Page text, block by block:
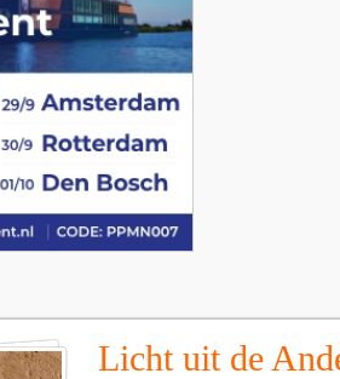
Licht uit de